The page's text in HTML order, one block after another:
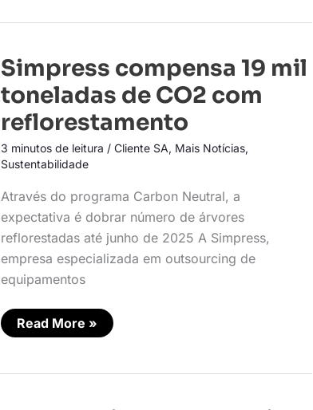
Simpress compensa 19 mil
toneladas de CO2 com
reflorestamento
3 minutos de leitura / Cliente SA, Mais Notícias,
Sustentabilidade
Através do programa Carbon Neutral, a
expectativa é dobrar número de árvores
reflorestadas até junho de 2025 A Simpress,
empresa especializada em outsourcing de
equipamentos
Simpress
compensa
mil
toneladas
de
com
reflorestamento
Read More »